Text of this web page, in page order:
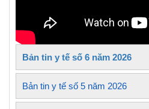
Bản tin y tế số 6 năm 2026
Bản tin y tế số 5 năm 2026